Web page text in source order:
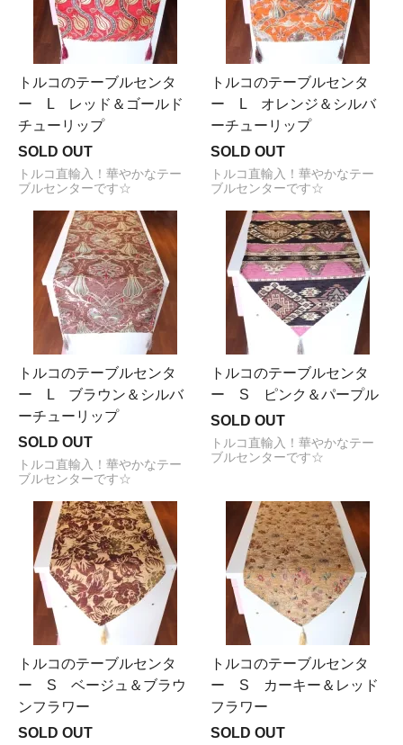
トルコのテーブルセンタ
ー L レッド＆ゴールド
チューリップ
SOLD OUT
トルコ直輸入！華やかなテー
ブルセンターです☆
トルコのテーブルセンタ
ー L オレンジ＆シルバ
ーチューリップ
SOLD OUT
トルコ直輸入！華やかなテー
ブルセンターです☆
トルコのテーブルセンタ
ー L ブラウン＆シルバ
ーチューリップ
SOLD OUT
トルコ直輸入！華やかなテー
ブルセンターです☆
トルコのテーブルセンタ
ー S ピンク＆パープル
SOLD OUT
トルコ直輸入！華やかなテー
ブルセンターです☆
トルコのテーブルセンタ
ー S ベージュ＆ブラウ
ンフラワー
SOLD OUT
トルコのテーブルセンタ
ー S カーキー＆レッド
フラワー
SOLD OUT